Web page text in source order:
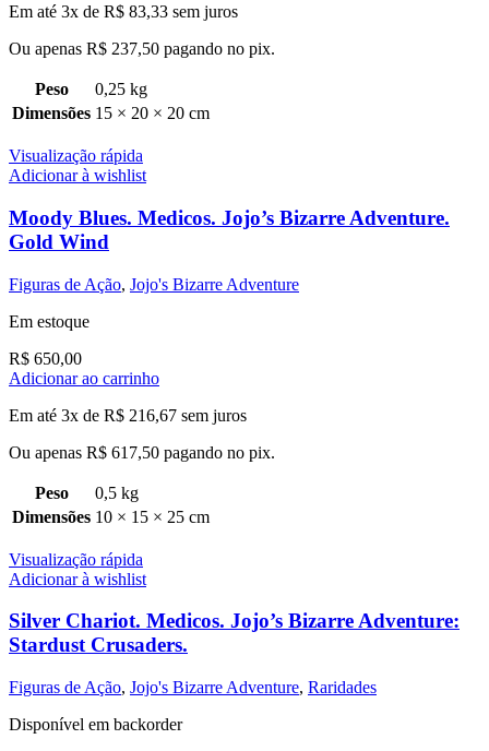
Em até 3x de R$ 83,33 sem juros
Ou apenas R$ 237,50 pagando no pix.
Peso
0,25 kg
Dimensões 15 × 20 × 20 cm
Visualização rápida
Adicionar à wishlist
Moody Blues. Medicos. Jojo’s Bizarre Adventure.
Gold Wind
Figuras de Ação, Jojo's Bizarre Adventure
Em estoque
R$ 650,00
Adicionar ao carrinho
Em até 3x de R$ 216,67 sem juros
Ou apenas R$ 617,50 pagando no pix.
Peso
0,5 kg
Dimensões 10 × 15 × 25 cm
Visualização rápida
Adicionar à wishlist
Silver Chariot. Medicos. Jojo’s Bizarre Adventure:
Stardust Crusaders.
Figuras de Ação, Jojo's Bizarre Adventure, Raridades
Disponível em backorder